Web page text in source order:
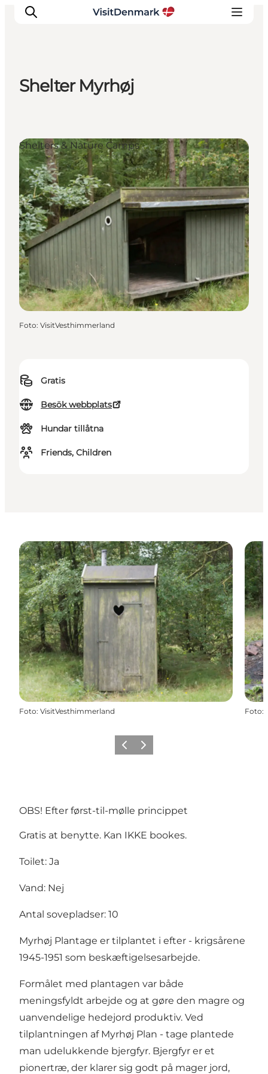
Aktiviteter
Övernatta
Planera resan
Shelter Myrhøj
Gratis
Besök webbplats
Hundar tillåtna
Friends, Children
Shelters & Nature Camps
Foto: VisitVesthimmerland
Foto: VisitVesthimmerland Foto:
Föregående
Nästa
OBS! Efter først-til-mølle princippet
Gratis at benytte. Kan IKKE bookes.
Toilet: Ja
Vand: Nej
Antal sovepladser: 10
Myrhøj Plantage er tilplantet i efter - krigsårene
1945-1951 som beskæftigelsesarbejde.
Formålet med plantagen var både
meningsfyldt arbejde og at gøre den magre og
uanvendelige hedejord produktiv. Ved
tilplantningen af Myrhøj Plan - tage plantede
man udelukkende bjergfyr. Bjergfyr er et
pionertræ, der klarer sig godt på mager jord,